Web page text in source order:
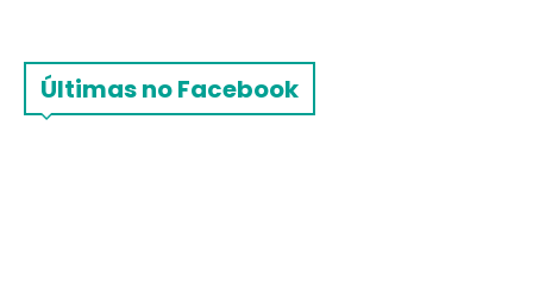
Últimas no Facebook